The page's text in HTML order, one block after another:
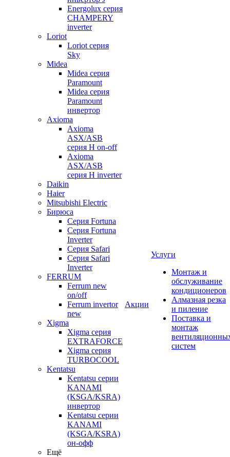
Energolux серия
CHAMPERY
inverter
Loriot
Loriot серия
Sky
Midea
Midea серия
Paramount
Midea серия
Paramount
инвертор
Axioma
Axioma
ASX/ASB
серия Н on-off
Axioma
ASX/ASB
серия Н inverter
Daikin
Haier
Mitsubishi Electric
Бирюса
Серия Fortuna
Серия Fortuna
Inverter
Серия Safari
Серия Safari
Inverter
FERRUM
Ferrum new
on/off
Ferrum invertor
new
Xigma
Xigma серия
EXTRAFORCE
Xigma серия
TURBOCOOL
Kentatsu
Kentatsu серии
KANAMI
(KSGA/KSRA)
инвертор
Kentatsu серии
KANAMI
(KSGA/KSRA)
он-офф
Ещё
Акции
Услуги
Монтаж и
обслуживание
кондиционеров
Алмазная резка
и пиление
Поставка и
монтаж
систем